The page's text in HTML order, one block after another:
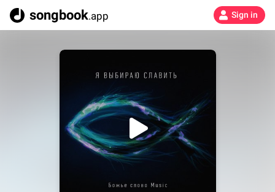
songbook.app Sign in